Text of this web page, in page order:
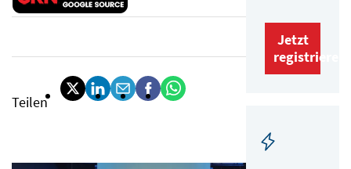
Teilen
Jetzt
registrieren